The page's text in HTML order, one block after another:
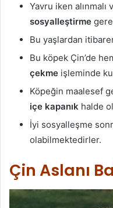
Yavru iken
sosyalleştirme
Bu yaşlardan
Bu köpek Çin’de
çekme işleminde
Köpeğin maalesef
içe kapanık halde
İyi sosyalleşme
olabilmektedirler.
Çin Aslanı